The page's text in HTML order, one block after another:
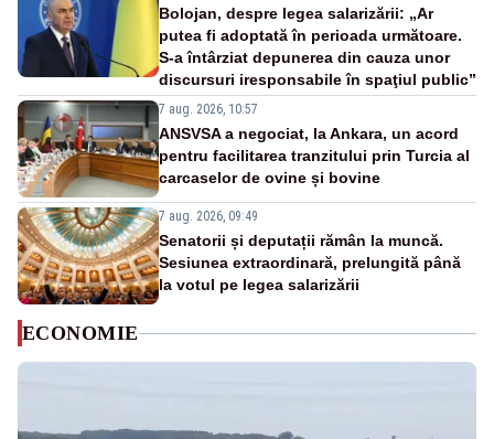
Bolojan, despre legea salarizării: „Ar
putea fi adoptată în perioada următoare.
S-a întârziat depunerea din cauza unor
discursuri iresponsabile în spaţiul public”
7 aug. 2026, 10:57
ANSVSA a negociat, la Ankara, un acord
pentru facilitarea tranzitului prin Turcia al
carcaselor de ovine și bovine
7 aug. 2026, 09:49
Senatorii și deputații rămân la muncă.
Sesiunea extraordinară, prelungită până
la votul pe legea salarizării
ECONOMIE